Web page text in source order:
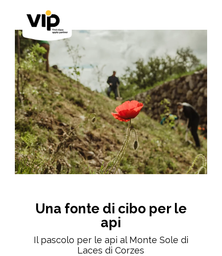
Una fonte di cibo per le
api
Il pascolo per le api al Monte Sole di
Laces di Corzes